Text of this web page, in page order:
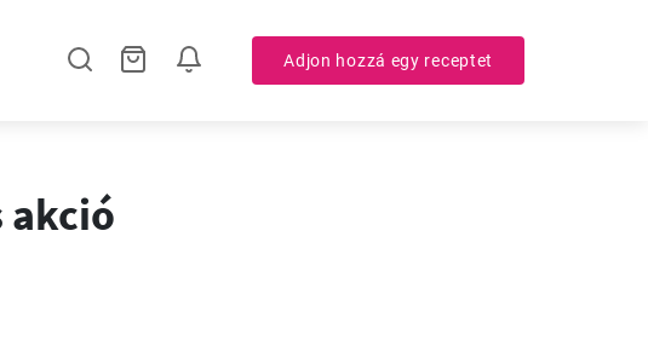
Adjon hozzá egy receptet
akció